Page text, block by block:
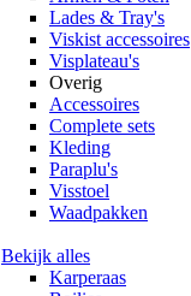
Lades & Tray's
Viskist accessoires
Visplateau's
Overig
Accessoires
Complete sets
Kleding
Paraplu's
Visstoel
Waadpakken
Bekijk alles
Karperaas